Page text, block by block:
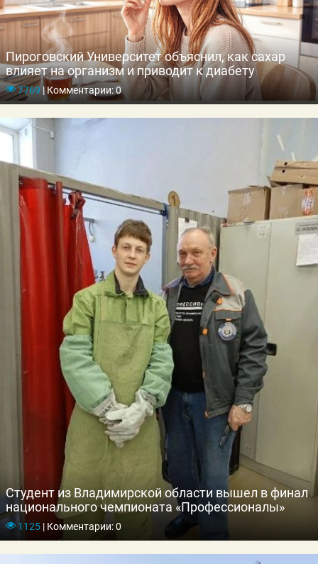
Пироговский Университет объяснил, как сахар
влияет на организм и приводит к диабету
7769 |Комментарии: 0
Студент из Владимирской области вышел в финал
национального чемпионата «Профессионалы»
1125 |Комментарии: 0